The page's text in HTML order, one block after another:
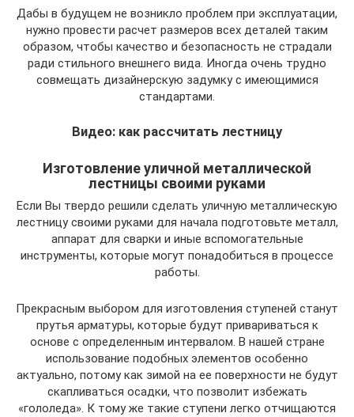
Дабы в будущем не возникло проблем при эксплуатации,
нужно провести расчет размеров всех деталей таким
образом, чтобы качество и безопасность не страдали
ради стильного внешнего вида. Иногда очень трудно
совмещать дизайнерскую задумку с имеющимися
стандартами.
Видео: как рассчитать лестницу
Изготовление уличной металлической
лестницы своими руками
Если Вы твердо решили сделать уличную металлическую
лестницу своими руками для начала подготовьте металл,
аппарат для сварки и иные вспомогательные
инструменты, которые могут понадобиться в процессе
работы.
Прекрасным выбором для изготовления ступеней станут
прутья арматуры, которые будут привариваться к
основе с определенным интервалом. В нашей стране
использование подобных элементов особенно
актуально, потому как зимой на ее поверхности не будут
скапливаться осадки, что позволит избежать
«гололеда». К тому же такие ступени легко отчищаются